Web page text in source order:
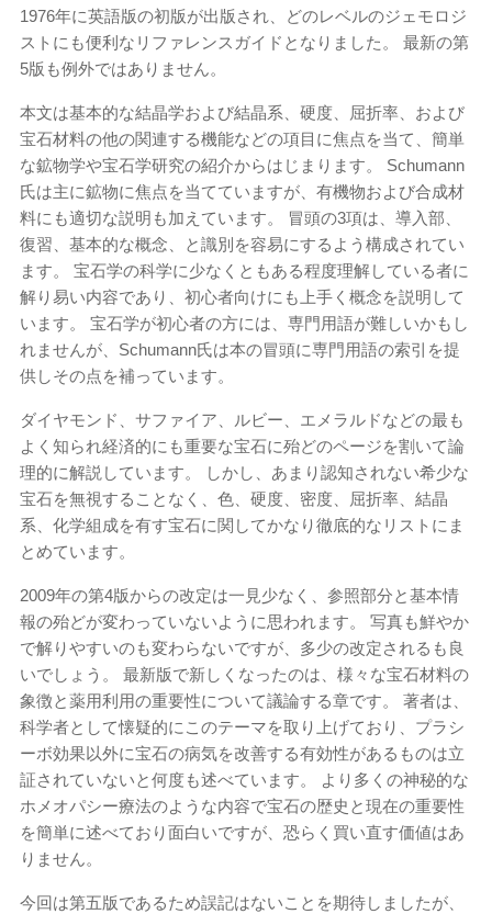
1976年に英語版の初版が出版され、どのレベルのジェモロジ
ストにも便利なリファレンスガイドとなりました。 最新の第
5版も例外ではありません。
本文は基本的な結晶学および結晶系、硬度、屈折率、および
宝石材料の他の関連する機能などの項目に焦点を当て、簡単
な鉱物学や宝石学研究の紹介からはじまります。 Schumann
氏は主に鉱物に焦点を当てていますが、有機物および合成材
料にも適切な説明も加えています。 冒頭の3項は、導入部、
復習、基本的な概念、と識別を容易にするよう構成されてい
ます。 宝石学の科学に少なくともある程度理解している者に
解り易い内容であり、初心者向けにも上手く概念を説明して
います。 宝石学が初心者の方には、専門用語が難しいかもし
れませんが、Schumann氏は本の冒頭に専門用語の索引を提
供しその点を補っています。
ダイヤモンド、サファイア、ルビー、エメラルドなどの最も
よく知られ経済的にも重要な宝石に殆どのページを割いて論
理的に解説しています。 しかし、あまり認知されない希少な
宝石を無視することなく、色、硬度、密度、屈折率、結晶
系、化学組成を有す宝石に関してかなり徹底的なリストにま
とめています。
2009年の第4版からの改定は一見少なく、参照部分と基本情
報の殆どが変わっていないように思われます。 写真も鮮やか
で解りやすいのも変わらないですが、多少の改定されるも良
いでしょう。 最新版で新しくなったのは、様々な宝石材料の
象徴と薬用利用の重要性について議論する章です。 著者は、
科学者として懐疑的にこのテーマを取り上げており、プラシ
ーボ効果以外に宝石の病気を改善する有効性があるものは立
証されていないと何度も述べています。 より多くの神秘的な
ホメオパシー療法のような内容で宝石の歴史と現在の重要性
を簡単に述べており面白いですが、恐らく買い直す価値はあ
りません。
今回は第五版であるため誤記はないことを期待しましたが、